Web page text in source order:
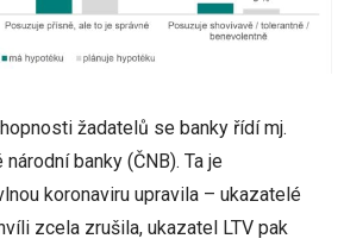
žadatelů se banky řídí mj.
banky (ČNB). Ta je
koronaviru upravila – ukazatelé
zcela zrušila, ukazatel LTV pak